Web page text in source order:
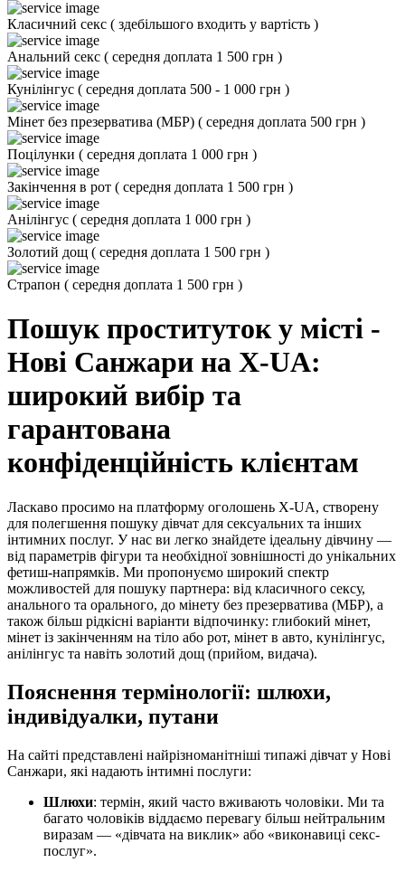
Класичний секс ( здебільшого входить у вартість )
Анальний секс ( середня доплата 1 500 грн )
Кунілінгус ( середня доплата 500 - 1 000 грн )
Мінет без презерватива (МБР) ( середня доплата 500 грн )
Поцілунки ( середня доплата 1 000 грн )
Закінчення в рот ( середня доплата 1 500 грн )
Анілінгус ( середня доплата 1 000 грн )
Золотий дощ ( середня доплата 1 500 грн )
Страпон ( середня доплата 1 500 грн )
Пошук проституток у місті -
Нові Санжари на X-UA:
широкий вибір та
гарантована
конфіденційність клієнтам
Ласкаво просимо на платформу оголошень X-UA, створену
для полегшення пошуку дівчат для сексуальних та інших
інтимних послуг. У нас ви легко знайдете ідеальну дівчину —
від параметрів фігури та необхідної зовнішності до унікальних
фетиш-напрямків. Ми пропонуємо широкий спектр
можливостей для пошуку партнера: від класичного сексу,
анального та орального, до мінету без презерватива (МБР), а
також більш рідкісні варіанти відпочинку: глибокий мінет,
мінет із закінченням на тіло або рот, мінет в авто, кунілінгус,
анілінгус та навіть золотий дощ (прийом, видача).
Пояснення термінології: шлюхи,
індивідуалки, путани
На сайті представлені найрізноманітніші типажі дівчат у Нові
Санжари, які надають інтимні послуги:
Шлюхи: термін, який часто вживають чоловіки. Ми та
багато чоловіків віддаємо перевагу більш нейтральним
виразам — «дівчата на виклик» або «виконавиці секс-
послуг».